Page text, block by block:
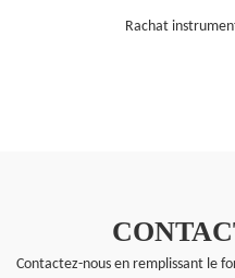
Rachat
Contactez-nous en remplissant le